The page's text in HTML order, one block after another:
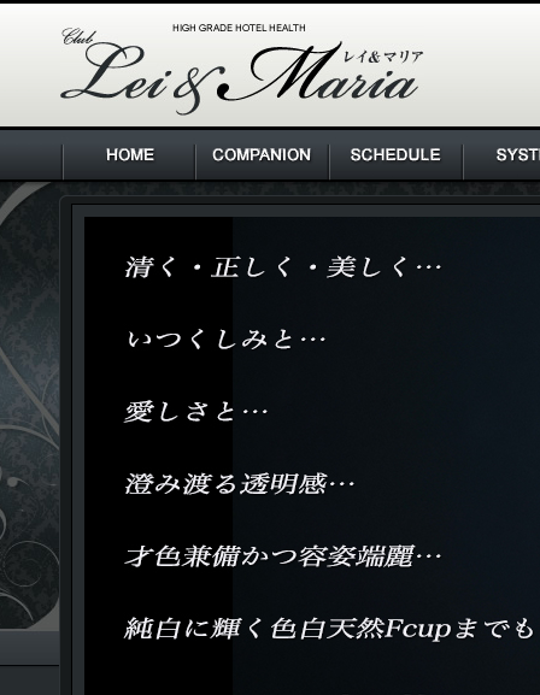
HIGH GRADE HOTEL HEALTH Lei & Maria クラブ レ
イ＆マリア